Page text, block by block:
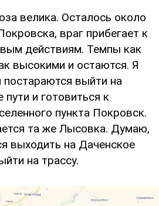
велика. Осталось около
враг прибегает к
действиям. Темпы как
высокими и остаются. Я
выйти на
и готовиться к
пункта Покровск.
та же Лысовка. Думаю,
выходить на Даченское
на трассу.